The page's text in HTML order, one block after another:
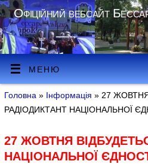
Офіційний вебсайт
МЕНЮ
Головна » Інформація » 27
РАДІОДИКТАНТ НАЦІОНАЛЬНОЇ
27 ЖОВТНЯ
НАЦІОНАЛЬНОЇ